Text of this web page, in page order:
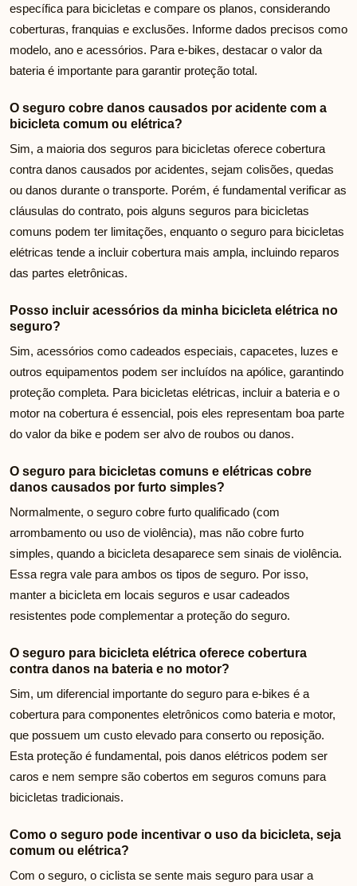
específica para bicicletas e compare os planos, considerando
coberturas, franquias e exclusões. Informe dados precisos como
modelo, ano e acessórios. Para e-bikes, destacar o valor da
bateria é importante para garantir proteção total.
O seguro cobre danos causados por acidente com a
bicicleta comum ou elétrica?
Sim, a maioria dos seguros para bicicletas oferece cobertura
contra danos causados por acidentes, sejam colisões, quedas
ou danos durante o transporte. Porém, é fundamental verificar as
cláusulas do contrato, pois alguns seguros para bicicletas
comuns podem ter limitações, enquanto o seguro para bicicletas
elétricas tende a incluir cobertura mais ampla, incluindo reparos
das partes eletrônicas.
Posso incluir acessórios da minha bicicleta elétrica no
seguro?
Sim, acessórios como cadeados especiais, capacetes, luzes e
outros equipamentos podem ser incluídos na apólice, garantindo
proteção completa. Para bicicletas elétricas, incluir a bateria e o
motor na cobertura é essencial, pois eles representam boa parte
do valor da bike e podem ser alvo de roubos ou danos.
O seguro para bicicletas comuns e elétricas cobre
danos causados por furto simples?
Normalmente, o seguro cobre furto qualificado (com
arrombamento ou uso de violência), mas não cobre furto
simples, quando a bicicleta desaparece sem sinais de violência.
Essa regra vale para ambos os tipos de seguro. Por isso,
manter a bicicleta em locais seguros e usar cadeados
resistentes pode complementar a proteção do seguro.
O seguro para bicicleta elétrica oferece cobertura
contra danos na bateria e no motor?
Sim, um diferencial importante do seguro para e-bikes é a
cobertura para componentes eletrônicos como bateria e motor,
que possuem um custo elevado para conserto ou reposição.
Esta proteção é fundamental, pois danos elétricos podem ser
caros e nem sempre são cobertos em seguros comuns para
bicicletas tradicionais.
Como o seguro pode incentivar o uso da bicicleta, seja
comum ou elétrica?
Com o seguro, o ciclista se sente mais seguro para usar a